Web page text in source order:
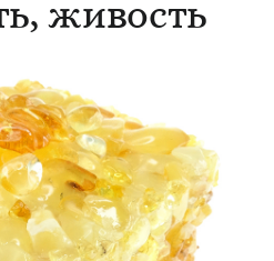
живость